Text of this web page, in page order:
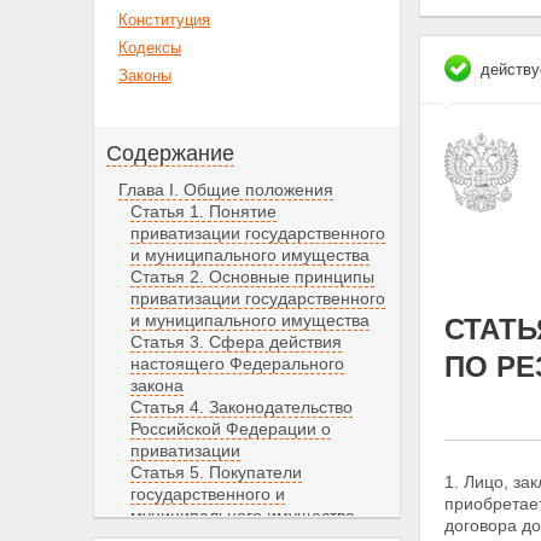
Конституция
Кодексы
Законы
Содержание
Глава I. Общие положения
Статья 1. Понятие
приватизации государственного
и муниципального имущества
Статья 2. Основные принципы
приватизации государственного
и муниципального имущества
Статья 3. Сфера действия
настоящего Федерального
закона
Статья 4. Законодательство
Российской Федерации о
приватизации
Статья 5. Покупатели
государственного и
муниципального имущества
ПО
1. Лицо,
договора